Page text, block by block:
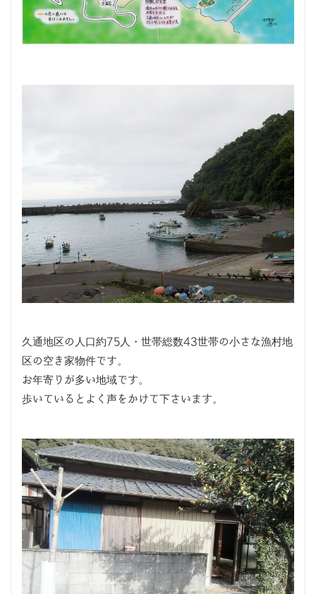
久通地区の人口約75人・世帯総数43世帯の小さな漁村地
区の空き家物件です。
お年寄りが多い地域です。
歩いているとよく声をかけて下さいます。